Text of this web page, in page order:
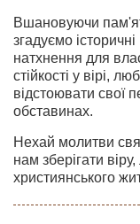
Вшановуючи
згадуємо
натхнення для
стійкості у вірі,
відстоювати свої
обставинах.
Нехай молитви
нам зберігати
християнського